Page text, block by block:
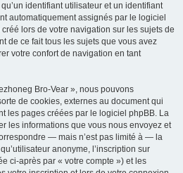
identifiant utilisateur et un identifiant
automatiquement assignés par le logiciel
lors de votre navigation sur les sujets de
de ce fait tous les sujets que vous avez
votre confort de navigation en tant
Bro-Vear », nous pouvons
de cookies, externes au document qui
les pages créées par le logiciel phpBB. La
les informations que vous nous envoyez et
— mais n’est pas limité à — la
anonyme, l’inscription sur
ci-après par « votre compte ») et les